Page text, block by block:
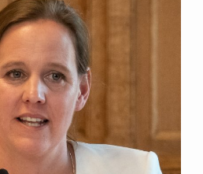
Zweiter Weltkrieg: Sexuelle
Gewalt als Kriegswaffe
Book of Sorrows: Kosovo War
Rape Survivors Tell Their
Stories
A háborús nemi erőszak és a
nőgyógyász lobbi hatása a
magyarországi
születésszabályozási
rendszerre